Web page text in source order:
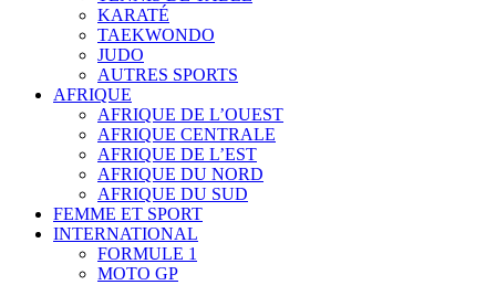
KARATÉ
TAEKWONDO
JUDO
AUTRES SPORTS
AFRIQUE
AFRIQUE DE L’OUEST
AFRIQUE CENTRALE
AFRIQUE DE L’EST
AFRIQUE DU NORD
AFRIQUE DU SUD
FEMME ET SPORT
INTERNATIONAL
FORMULE 1
MOTO GP